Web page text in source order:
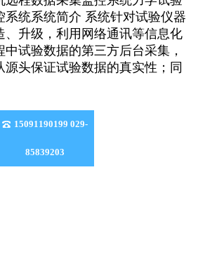
系统系统简介 系统针对试验仪器
、升级，利用网络通讯等信息化
试验数据的第三方后台采集，
源头保证试验数据的真实性；同
15091190199 029-
85839203